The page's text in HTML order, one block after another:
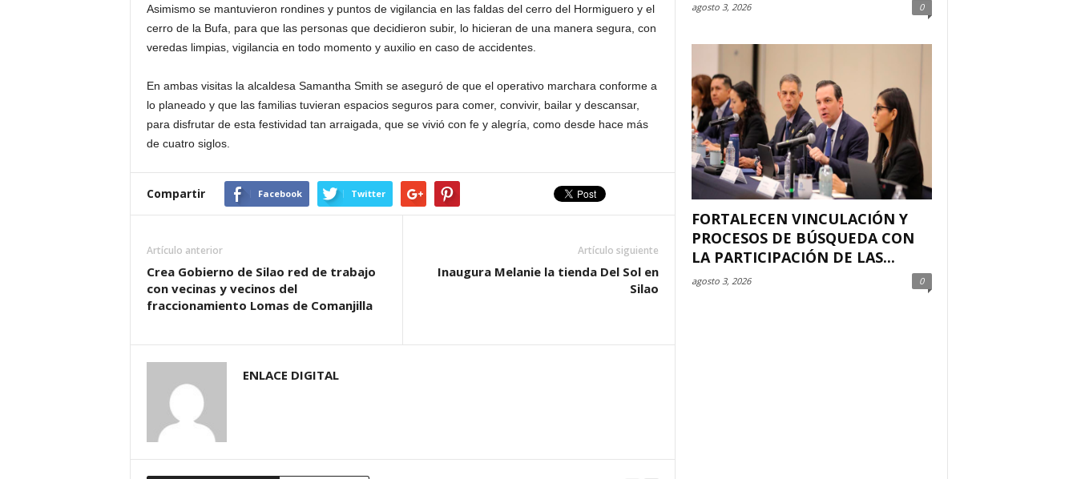
Asimismo se mantuvieron rondines y puntos de vigilancia en las faldas del cerro del Hormiguero y el
cerro de la Bufa, para que las personas que decidieron subir, lo hicieran de una manera segura, con
veredas limpias, vigilancia en todo momento y auxilio en caso de accidentes.
En ambas visitas la alcaldesa Samantha Smith se aseguró de que el operativo marchara conforme a
lo planeado y que las familias tuvieran espacios seguros para comer, convivir, bailar y descansar,
para disfrutar de esta festividad tan arraigada, que se vivió con fe y alegría, como desde hace más
de cuatro siglos.
Compartir Facebook Twitter
Artículo anterior
Crea Gobierno de Silao red de trabajo
con vecinas y vecinos del
fraccionamiento Lomas de Comanjilla
Artículo siguiente
Inaugura Melanie la tienda Del Sol en
Silao
ENLACE DIGITAL
agosto 3, 2026 0
FORTALECEN VINCULACIÓN Y
PROCESOS DE BÚSQUEDA CON
LA PARTICIPACIÓN DE LAS...
agosto 3, 2026 0